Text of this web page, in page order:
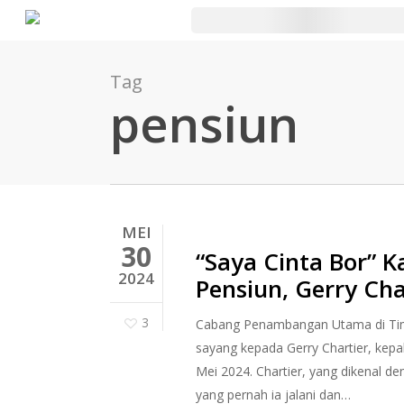
Lewati
Tag
pensiun
MEI
30
2024
3
“Saya Cinta Bor”
Pensiun, Gerry
Cabang Penambangan Utama di
sayang kepada Gerry Chartier,
Mei 2024. Chartier, yang dikenal
yang pernah ia jalani dan…